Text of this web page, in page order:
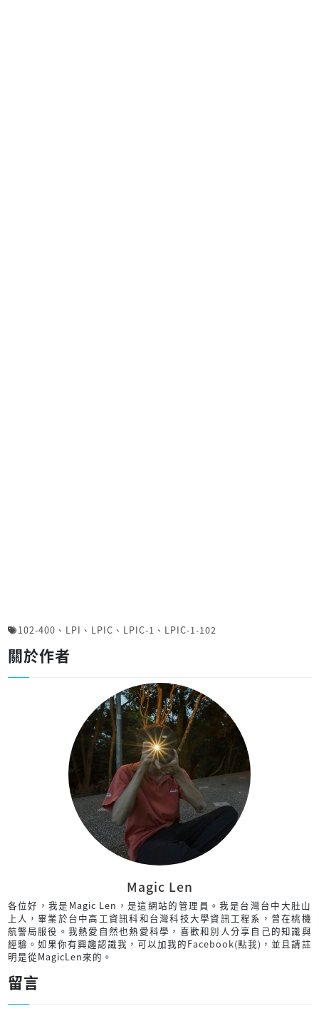
102-400 、 LPI 、 LPIC 、 LPIC-1 、 LPIC-1-102
關於作者
Magic Len
各位好，我是Magic Len，是這網站的管理員。我是台灣台中大肚山
上人，畢業於台中高工資訊科和台灣科技大學資訊工程系，曾在桃機
航警局服役。我熱愛自然也熱愛科學，喜歡和別人分享自己的知識與
經驗。如果你有興趣認識我，可以加我的Facebook(點我) ，並且請註
明是從MagicLen來的。
留言